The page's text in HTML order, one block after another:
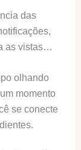
das
as vistas…
olhando
momento
se conecte